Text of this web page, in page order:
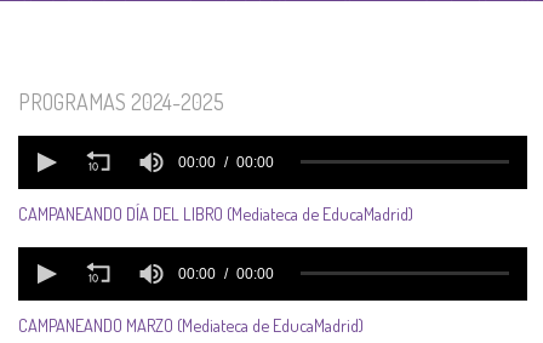
PROGRAMAS 2024-2025
CAMPANEANDO DÍA DEL LIBRO (Mediateca de EducaMadrid)
CAMPANEANDO MARZO (Mediateca de EducaMadrid)